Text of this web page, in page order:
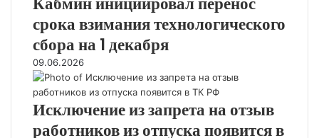
о
о
х
о
д
а
а
в
а
в
в
е
д
у
е
н
т
я
б
р
я
2
0
з
в
р
а
т
н
о
г
срока взимания технологического
сбора на 1 декабря
09.06.2026
Исключение из запрета на отзыв
работников из отпуска появится в